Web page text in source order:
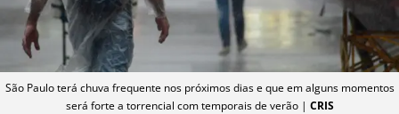
São Paulo terá chuva frequente nos próximos dias e que em alguns momentos
será forte a torrencial com temporais de verão | CRIS